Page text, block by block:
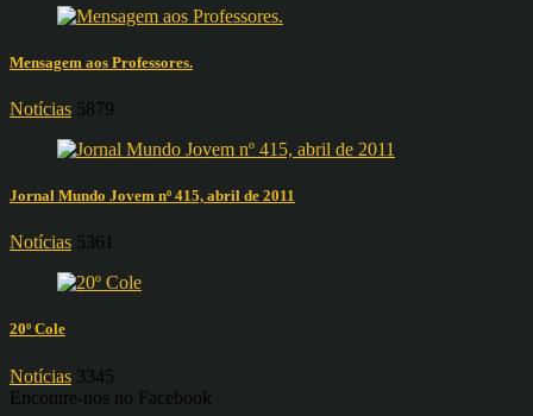
Mensagem aos Professores.
Notícias 5879
Jornal Mundo Jovem nº 415, abril de 2011
Notícias 5361
20º Cole
Notícias 3345
Encontre-nos no Facebook